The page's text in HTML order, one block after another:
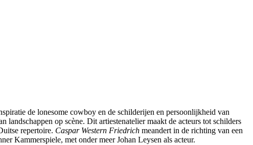
de lonesome cowboy en de schilderijen en persoonlijkheid van
op scène. Dit artiestenatelier maakt de acteurs tot schilders
repertoire. Caspar Western Friedrich meandert in de richting van een
Kammerspiele, met onder meer Johan Leysen als acteur.